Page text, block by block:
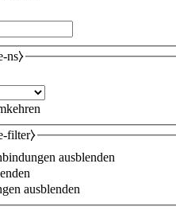
ns⧽
filter⧽
ausblenden
ausblenden